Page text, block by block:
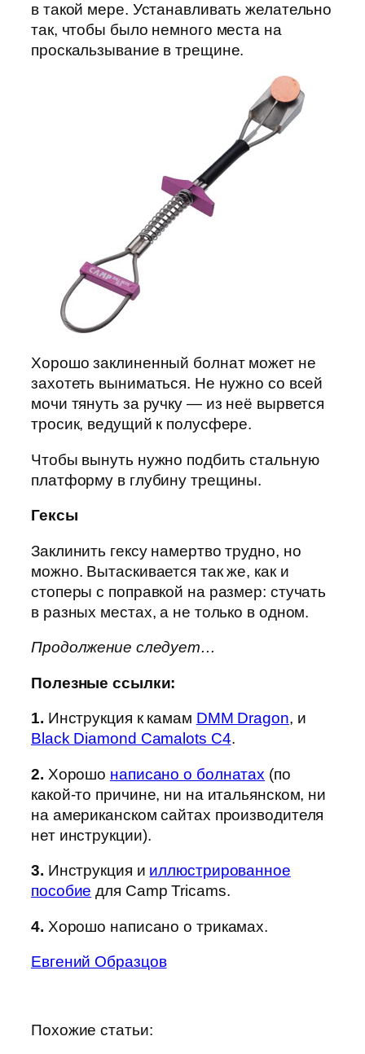
в такой мере. Устанавливать желательно
так, чтобы было немного места на
проскальзывание в трещине.
Хорошо заклиненный болнат может не
захотеть выниматься. Не нужно со всей
мочи тянуть за ручку — из неё вырвется
тросик, ведущий к полусфере.
Чтобы вынуть нужно подбить стальную
платформу в глубину трещины.
Гексы
Заклинить гексу намертво трудно, но
можно. Вытаскивается так же, как и
стоперы с поправкой на размер: стучать
в разных местах, а не только в одном.
Продолжение следует…
Полезные ссылки:
1. Инструкция к камам DMM Dragon, и
Black Diamond Camalots C4.
2. Хорошо написано о болнатах (по
какой-то причине, ни на итальянском, ни
на американском сайтах производителя
нет инструкции).
3. Инструкция и иллюстрированное
пособие для Camp Tricams.
4. Хорошо написано о трикамах.
Евгений Образцов
Похожие статьи: